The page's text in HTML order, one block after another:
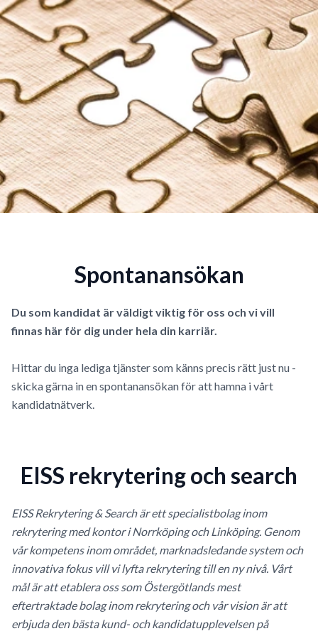
Spontanansökan
Du som kandidat är väldigt viktig för oss och vi vill
finnas här för dig under hela din karriär.
Hittar du inga lediga tjänster som känns precis rätt just nu -
skicka gärna in en spontanansökan för att hamna i vårt
kandidatnätverk.
EISS rekrytering och search
EISS Rekrytering & Search är ett specialistbolag inom
rekrytering med kontor i Norrköping och Linköping. Genom
vår kompetens inom området, marknadsledande system och
innovativa fokus vill vi lyfta rekrytering till en ny nivå. Vårt
mål är att etablera oss som Östergötlands mest
eftertraktade bolag inom rekrytering och vår vision är att
erbjuda den bästa kund- och kandidatupplevelsen på